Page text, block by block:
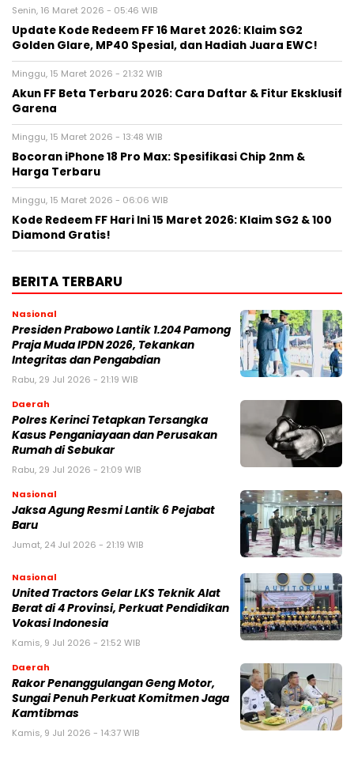
Senin, 16 Maret 2026 - 05:46 WIB
Update Kode Redeem FF 16 Maret 2026: Klaim SG2
Golden Glare, MP40 Spesial, dan Hadiah Juara EWC!
Minggu, 15 Maret 2026 - 21:32 WIB
Akun FF Beta Terbaru 2026: Cara Daftar & Fitur Eksklusif
Garena
Minggu, 15 Maret 2026 - 13:48 WIB
Bocoran iPhone 18 Pro Max: Spesifikasi Chip 2nm &
Harga Terbaru
Minggu, 15 Maret 2026 - 06:06 WIB
Kode Redeem FF Hari Ini 15 Maret 2026: Klaim SG2 & 100
Diamond Gratis!
BERITA TERBARU
Nasional
Presiden Prabowo Lantik 1.204 Pamong
Praja Muda IPDN 2026, Tekankan
Integritas dan Pengabdian
Rabu, 29 Jul 2026 - 21:19 WIB
Daerah
Polres Kerinci Tetapkan Tersangka
Kasus Penganiayaan dan Perusakan
Rumah di Sebukar
Rabu, 29 Jul 2026 - 21:09 WIB
Nasional
Jaksa Agung Resmi Lantik 6 Pejabat
Baru
Jumat, 24 Jul 2026 - 21:19 WIB
Nasional
United Tractors Gelar LKS Teknik Alat
Berat di 4 Provinsi, Perkuat Pendidikan
Vokasi Indonesia
Kamis, 9 Jul 2026 - 21:52 WIB
Daerah
Rakor Penanggulangan Geng Motor,
Sungai Penuh Perkuat Komitmen Jaga
Kamtibmas
Kamis, 9 Jul 2026 - 14:37 WIB